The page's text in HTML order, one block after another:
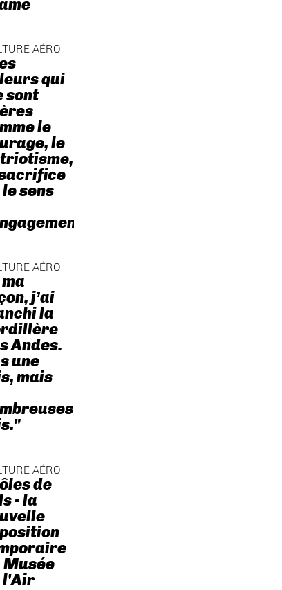
AÉRO
qui
sont
le
le
le sens
AÉRO
j’ai
la
Andes.
une
mais
AÉRO
de
- la
Musée
l'Air